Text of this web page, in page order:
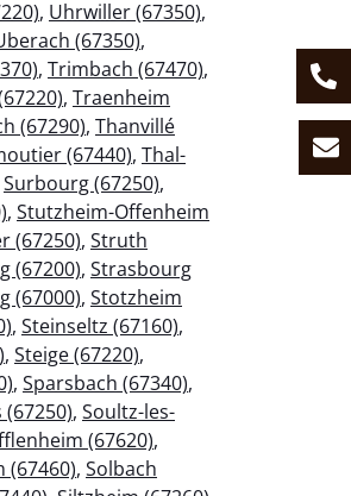
, Uhrwiller (67350),
(67350),
, Trimbach (67470),
, Traenheim
(67290), Thanvillé
(67440), Thal-
Surbourg (67250),
, Stutzheim-Offenheim
(67250), Struth
(67200), Strasbourg
(67000), Stotzheim
, Steinseltz (67160),
, Steige (67220),
, Sparsbach (67340),
, Soultz-les-
(67620),
(67460), Solbach